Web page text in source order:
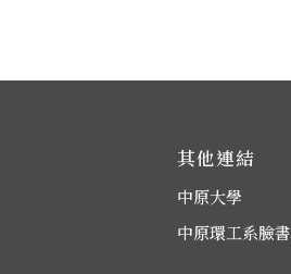
其他連結
中原大學
中原環工系臉書